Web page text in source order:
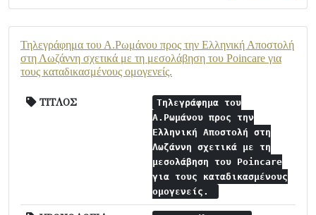
Τηλεγράφημα του Α.Ρωμάνου προς την Ελληνική Αποστολή
στη Λωζάννη σχετικά με τη μεσολάβηση του Poincare για
τους καταδικασμένους ομογενείς.
ΤΙΤΛΟΣ
Τηλεγράφημα του
Α.Ρωμάνου προς την
Ελληνική Αποστολή στη
Λωζάννη σχετικά με τη
μεσολάβηση του Poincare
για τους καταδικασμένους
ομογενείς.